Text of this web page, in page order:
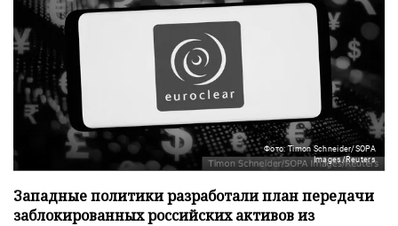
Фото: Timon Schneider/SOPA
Images/Reuters
Западные политики разработали план передачи
заблокированных российских активов из